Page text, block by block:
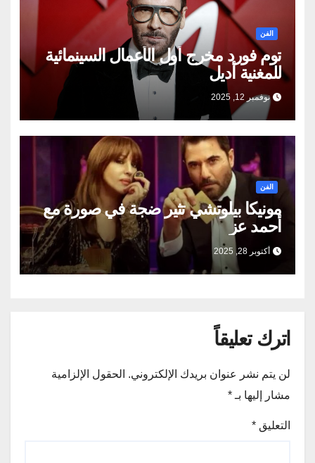
الفن
توم فورد مخرج أول الأعمال السينمائية
للمغنية أديل
نوفمبر 12, 2025
الفن
مونيكا بيلوتشي تثير ضجة في صورة مع
أحمد عز
أكتوبر 28, 2025
اترك تعليقاً
لن يتم نشر عنوان بريدك الإلكتروني. الحقول الإلزامية
مشار إليها بـ *
التعليق *